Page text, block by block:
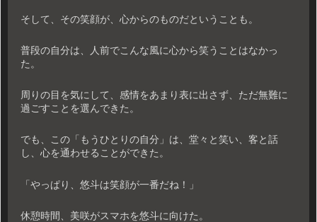
そして、その笑顔が、心からのものだということも。
普段の自分は、人前でこんな風に心から笑うことはなかっ
た。
周りの目を気にして、感情をあまり表に出さず、ただ無難に
過ごすことを選んできた。
でも、この「もうひとりの自分」は、堂々と笑い、客と話
し、心を通わせることができた。
「やっぱり、悠斗は笑顔が一番だね！」
休憩時間、美咲がスマホを悠斗に向けた。